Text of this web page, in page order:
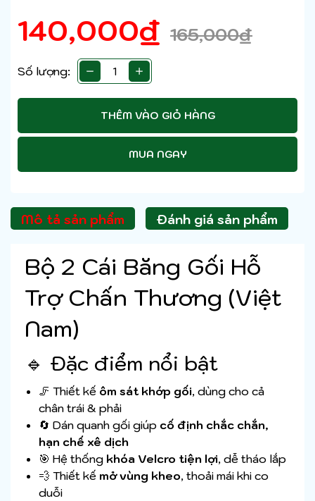
140,000₫ 165,000₫
Số lượng:
THÊM VÀO GIỎ HÀNG
MUA NGAY
Mô tả sản phẩm Đánh giá sản phẩm
Bộ 2 Cái Băng Gối Hỗ
Trợ Chấn Thương (Việt
Nam)
🔹 Đặc điểm nổi bật
🦵 Thiết kế ôm sát khớp gối, dùng cho cả
chân trái & phải
🔄 Dán quanh gối giúp cố định chắc chắn,
hạn chế xê dịch
🎯 Hệ thống khóa Velcro tiện lợi, dễ tháo lắp
💨 Thiết kế mở vùng kheo, thoải mái khi co
duỗi